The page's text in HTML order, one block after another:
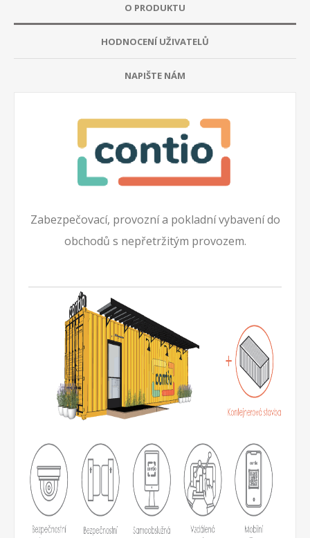
O PRODUKTU
HODNOCENÍ UŽIVATELŮ
NAPIŠTE NÁM
Zabezpečovací, provozní a pokladní vybavení do
obchodů s nepřetržitým provozem.